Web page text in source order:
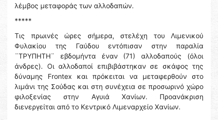
λέμβος μεταφοράς των αλλοδαπών.
*****
Τις πρωινές ώρες σήμερα, στελέχη του Λιμενικού
Φυλακίου της Γαύδου εντόπισαν στην παραλία
¨ΤΡΥΠΗΤΗ¨ εβδομήντα έναν (71) αλλοδαπούς (όλοι
άνδρες). Οι αλλοδαποί επιβιβάστηκαν σε σκάφος της
δύναμης Frontex και πρόκειται να μεταφερθούν στο
λιμάνι της Σούδας και στη συνέχεια σε προσωρινό χώρο
φιλοξενίας στην Αγυιά Χανίων. Προανάκριση
διενεργείται από το Κεντρικό Λιμεναρχείο Χανίων.